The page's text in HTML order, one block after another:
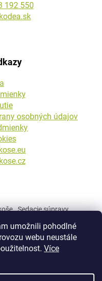
umožnili pohodlné
webu neustále
Více
192 550
osobných údajov
Sedacie súpravy
mobiliár